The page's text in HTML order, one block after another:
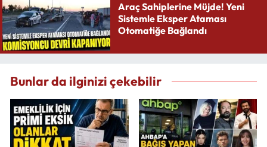
Araç Sahiplerine Müjde! Yeni
Sistemle Eksper Ataması
Otomatiğe Bağlandı
Bunlar da ilginizi çekebilir